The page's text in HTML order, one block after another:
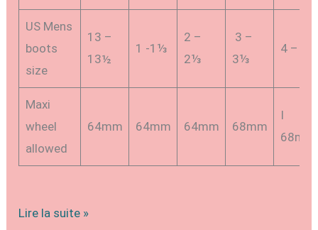
US Mens
boots
size
13 –
13½
1 -1⅓
2 –
2⅓
3 –
3⅓
4 – 5
Maxi
wheel
allowed
64mm 64mm 64mm 68mm
I
68mm
Correspondance
Lire la suite »